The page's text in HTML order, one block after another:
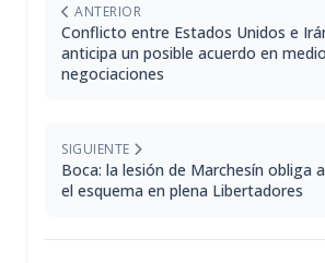
ANTERIOR
Conflicto entre Estados Unidos e
anticipa un posible acuerdo en
negociaciones
SIGUIENTE
Boca: la lesión de Marchesín obliga
el esquema en plena Libertadores